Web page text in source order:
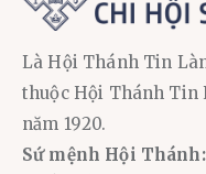
Là Hội Thánh Tin
thuộc Hội Thánh Tin
năm 1920.
Sứ mệnh Hội Thánh: